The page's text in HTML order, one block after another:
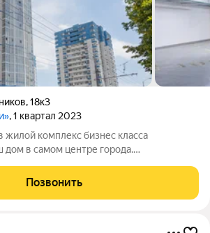
,18к3
, 1 квартал 2023
жилой комплекс бизнес класса
спальни площадью 17,17 и 16,22
большими окнами и выходом
Позвонить